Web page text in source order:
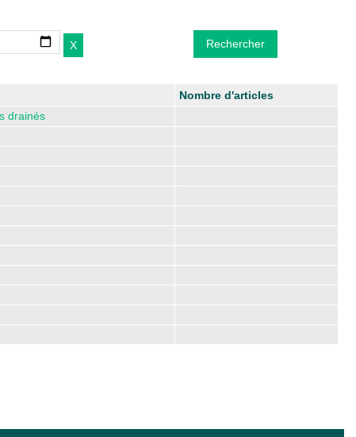
Nombre d'articles
drainés